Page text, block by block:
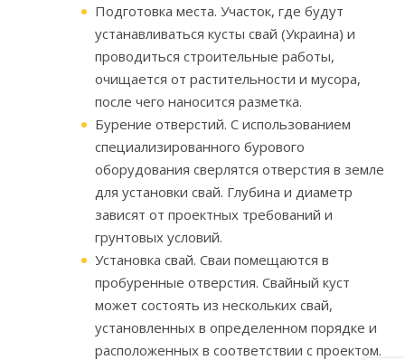
Подготовка места. Участок, где будут
устанавливаться кусты свай (Украина) и
проводиться строительные работы,
очищается от растительности и мусора,
после чего наносится разметка.
Бурение отверстий. С использованием
специализированного бурового
оборудования сверлятся отверстия в земле
для установки свай. Глубина и диаметр
зависят от проектных требований и
грунтовых условий.
Установка свай. Сваи помещаются в
пробуренные отверстия. Свайный куст
может состоять из нескольких свай,
установленных в определенном порядке и
расположенных в соответствии с проектом.